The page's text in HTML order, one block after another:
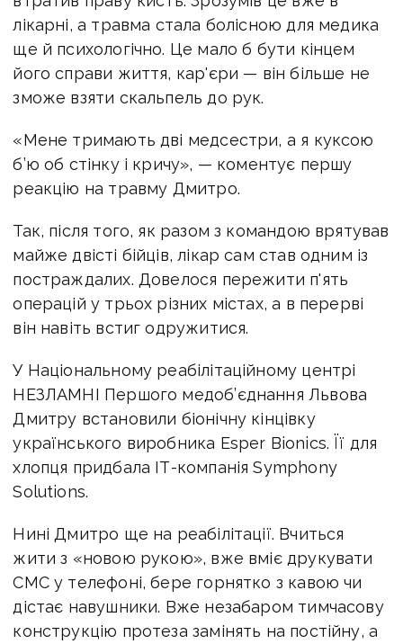
лікарні, а травма стала болісною для медика
ще й психологічно. Це мало б бути кінцем
його справи життя, кар'єри — він більше не
зможе взяти скальпель до рук.
«Мене тримають дві медсестри, а я куксою
б’ю об стінку і кричу», — коментує першу
реакцію на травму Дмитро.
Так, після того, як разом з командою врятував
майже двісті бійців, лікар сам став одним із
постраждалих. Довелося пережити п'ять
операцій у трьох різних містах, а в перерві
він навіть встиг одружитися.
У Національному реабілітаційному центрі
НЕЗЛАМНІ Першого медоб’єднання Львова
Дмитру встановили біонічну кінцівку
українського виробника Esper Bionics. Її для
хлопця придбала ІТ-компанія Symphony
Solutions.
Нині Дмитро ще на реабілітації. Вчиться
жити з «новою рукою», вже вміє друкувати
СМС у телефоні, бере горнятко з кавою чи
дістає навушники. Вже незабаром тимчасову
конструкцію протеза замінять на постійну, а